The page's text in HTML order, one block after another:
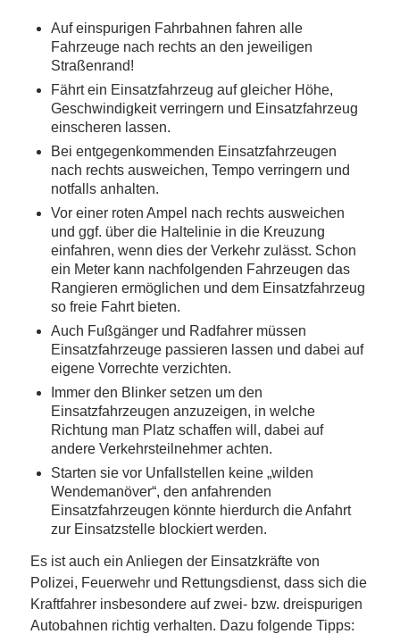
Auf einspurigen Fahrbahnen fahren alle
Fahrzeuge nach rechts an den jeweiligen
Straßenrand!
Fährt ein Einsatzfahrzeug auf gleicher Höhe,
Geschwindigkeit verringern und Einsatzfahrzeug
einscheren lassen.
Bei entgegenkommenden Einsatzfahrzeugen
nach rechts ausweichen, Tempo verringern und
notfalls anhalten.
Vor einer roten Ampel nach rechts ausweichen
und ggf. über die Haltelinie in die Kreuzung
einfahren, wenn dies der Verkehr zulässt. Schon
ein Meter kann nachfolgenden Fahrzeugen das
Rangieren ermöglichen und dem Einsatzfahrzeug
so freie Fahrt bieten.
Auch Fußgänger und Radfahrer müssen
Einsatzfahrzeuge passieren lassen und dabei auf
eigene Vorrechte verzichten.
Immer den Blinker setzen um den
Einsatzfahrzeugen anzuzeigen, in welche
Richtung man Platz schaffen will, dabei auf
andere Verkehrsteilnehmer achten.
Starten sie vor Unfallstellen keine „wilden
Wendemanöver“, den anfahrenden
Einsatzfahrzeugen könnte hierdurch die Anfahrt
zur Einsatzstelle blockiert werden.
Es ist auch ein Anliegen der Einsatzkräfte von
Polizei, Feuerwehr und Rettungsdienst, dass sich die
Kraftfahrer insbesondere auf zwei- bzw. dreispurigen
Autobahnen richtig verhalten. Dazu folgende Tipps: